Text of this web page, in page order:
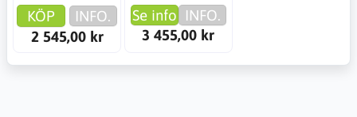
KÖP
INFO.
2 545,00 kr
Se info INFO.
3 455,00 kr